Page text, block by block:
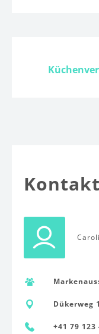
Kontakt
Dükerweg
+41 79 123